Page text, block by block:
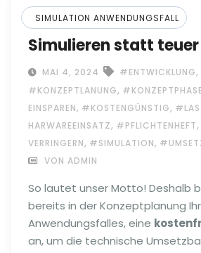
SIMULATION ANWENDUNGSFALL
Simulieren statt
MAI 4, 2024 #ENTWICKLUNG,
#KONZEPTLANUNG,
EINSPAREN, #KOSTENGÜNSTIG,
HARWAREEINSATZ, #PFLICHTENHEFT,
VERRINGERN, #SIMULATION,
VON ADMIN
So lautet unser Motto! Deshalb
bereits in der Konzeptplanung
Anwendungsfalles, eine
an, um die technische